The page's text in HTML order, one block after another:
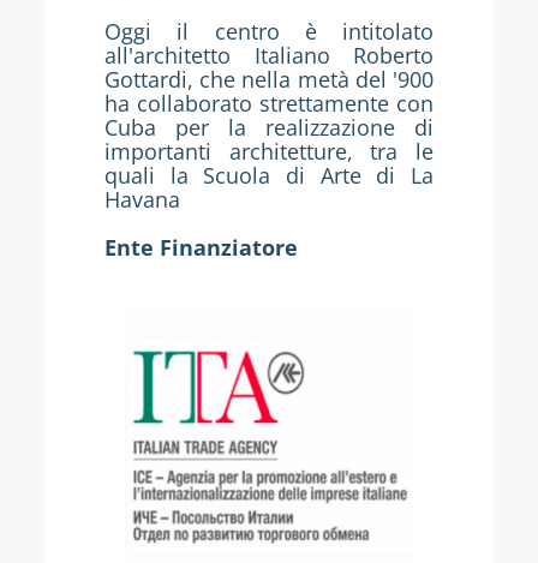
Oggi il centro è intitolato
all'architetto Italiano Roberto
Gottardi, che nella metà del '900
ha collaborato strettamente con
Cuba per la realizzazione di
importanti architetture, tra le
quali la Scuola di Arte di La
Havana
Ente Finanziatore